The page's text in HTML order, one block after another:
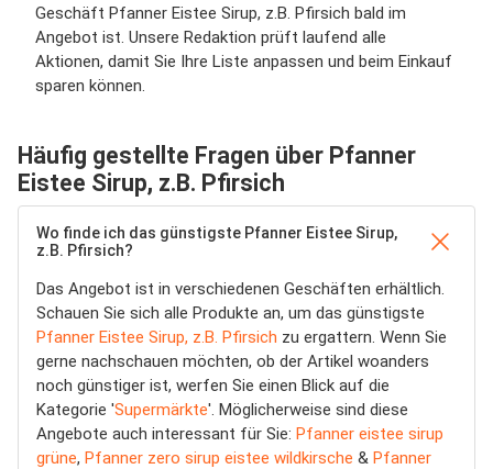
Geschäft Pfanner Eistee Sirup, z.B. Pfirsich bald im
Angebot ist. Unsere Redaktion prüft laufend alle
Aktionen, damit Sie Ihre Liste anpassen und beim Einkauf
sparen können.
Häufig gestellte Fragen über Pfanner
Eistee Sirup, z.B. Pfirsich
Wo finde ich das günstigste Pfanner Eistee Sirup,
z.B. Pfirsich?
Das Angebot ist in verschiedenen Geschäften erhältlich.
Schauen Sie sich alle Produkte an, um das günstigste
Pfanner Eistee Sirup, z.B. Pfirsich zu ergattern. Wenn Sie
gerne nachschauen möchten, ob der Artikel woanders
noch günstiger ist, werfen Sie einen Blick auf die
Kategorie 'Supermärkte'. Möglicherweise sind diese
Angebote auch interessant für Sie: Pfanner eistee sirup
grüne, Pfanner zero sirup eistee wildkirsche & Pfanner